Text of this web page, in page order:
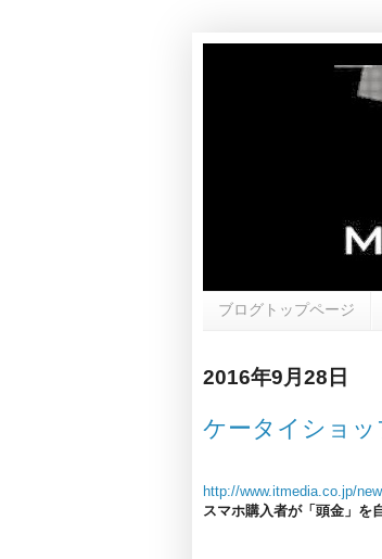
ブログトップページ
2016年9月28日
ケータイショッ
http://www.itmedia.co.jp/
スマホ購入者が「頭金」